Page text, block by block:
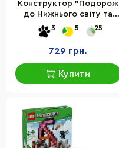
Конструктор "Подорож
до Нижнього світу та
Порталу до Краю" LEGO
21584, 192 деталі
3 5 25
729 грн.
Купити